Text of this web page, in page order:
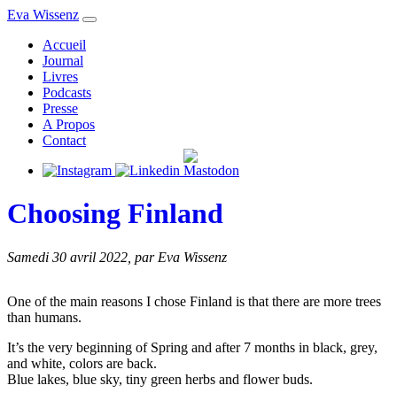
Eva Wissenz
Accueil
Journal
Livres
Podcasts
Presse
A Propos
Contact
Choosing Finland
Samedi 30 avril 2022 par Eva Wissenz
One of the main reasons I chose Finland is that there are more trees
than humans.
It’s the very beginning of Spring and after 7 months in black, grey,
and white, colors are back.
Blue lakes, blue sky, tiny green herbs and flower buds.